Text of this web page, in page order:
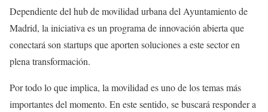
Dependiente del hub de movilidad urbana del Ayuntamiento de
Madrid, la iniciativa es un programa de innovación abierta que
conectará son startups que aporten soluciones a este sector en
plena transformación.
Por todo lo que implica, la movilidad es uno de los temas más
importantes del momento. En este sentido, se buscará responder a